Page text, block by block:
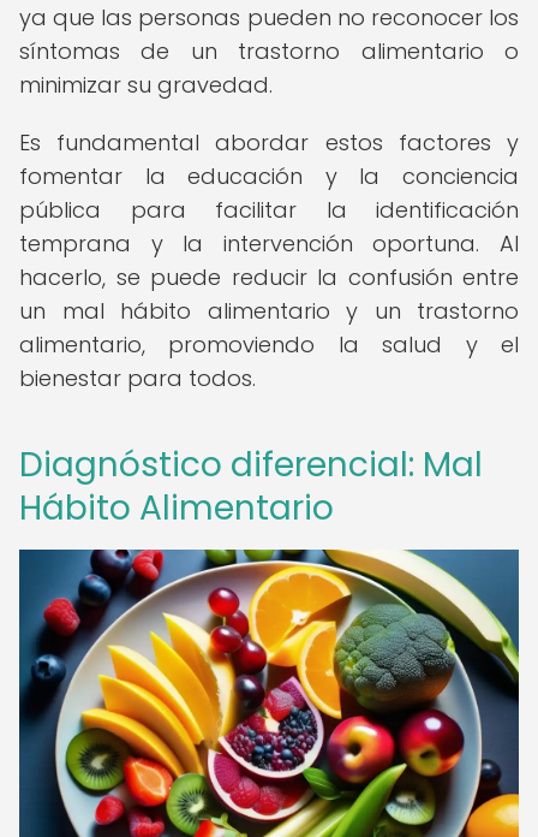
ya que las personas pueden no reconocer los
síntomas de un trastorno alimentario o
minimizar su gravedad.
Es fundamental abordar estos factores y
fomentar la educación y la conciencia
pública para facilitar la identificación
temprana y la intervención oportuna. Al
hacerlo, se puede reducir la confusión entre
un mal hábito alimentario y un trastorno
alimentario, promoviendo la salud y el
bienestar para todos.
Diagnóstico diferencial: Mal
Hábito Alimentario